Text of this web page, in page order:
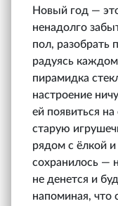
Новый год —
ненадолго
пол, разобрать
радуясь
пирамидка
настроение
ей появиться
старую
рядом с ёлкой
сохранилось —
не денется и
напоминая,